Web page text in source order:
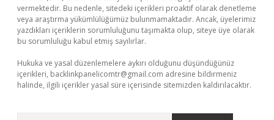
vermektedir. Bu nedenle, sitedeki içerikleri proaktif olarak denetleme
veya araştırma yükümlülüğümüz bulunmamaktadır. Ancak, üyelerimiz
yazdıkları içeriklerin sorumluluğunu taşımakta olup, siteye üye olarak
bu sorumluluğu kabul etmiş sayılırlar.
Hukuka ve yasal düzenlemelere aykırı olduğunu düşündüğünüz
içerikleri, backlinkpanelicomtr@gmail.com adresine bildirmeniz
halinde, ilgili içerikler yasal süre içerisinde sitemizden kaldırılacaktır.